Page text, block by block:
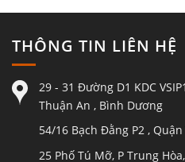
THÔNG TIN LIÊN HỆ
29 - 31 Đường D1 KDC
Thuận An , Bình Dương
54/16 Bạch Đằng P2 ,
25 Phố Tú Mỡ, P Trung